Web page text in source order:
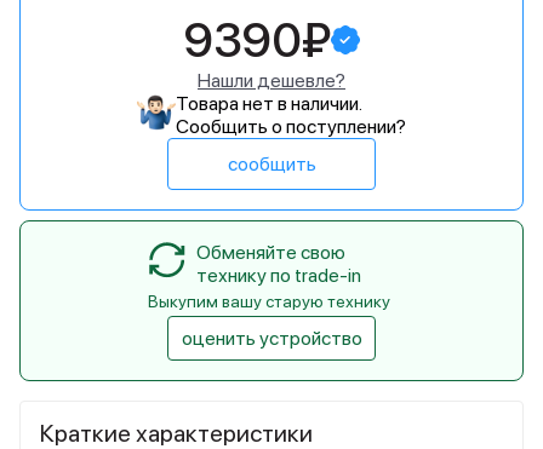
Краткие характеристики
9390₽
Нашли дешевле?
Товара нет в наличии.
Сообщить о поступлении?
сообщить
Обменяйте свою
технику по trade-in
Выкупим вашу старую технику
оценить устройство